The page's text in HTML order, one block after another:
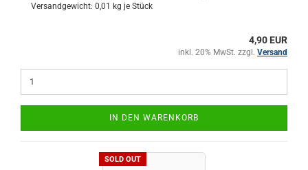
Versandgewicht: 0,01 kg je Stück
4,90 EUR
inkl. 20% MwSt. zzgl. Versand
IN DEN WARENKORB
SOLD OUT